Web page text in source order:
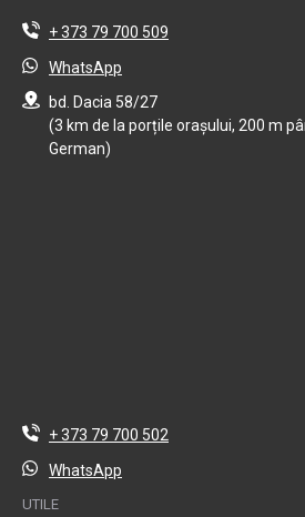
+ 373 79 700 509
WhatsApp
bd. Dacia 58/27
(3 km de la porțile orașului, 200 m
German)
+ 373 79 700 502
WhatsApp
UTILE